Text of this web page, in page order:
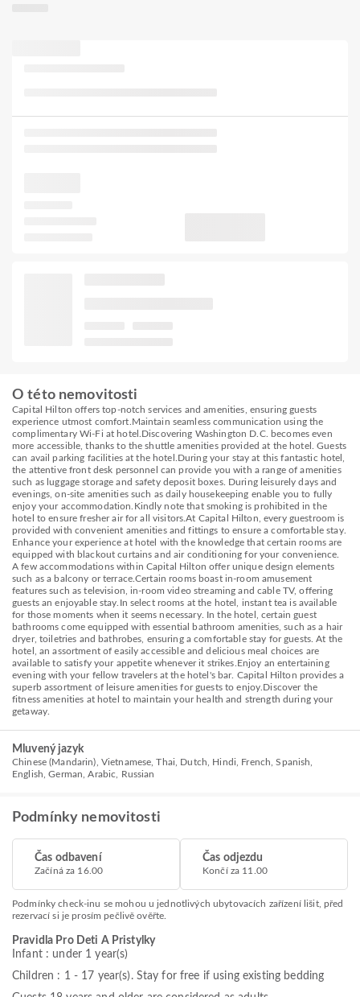
O této nemovitosti
Capital Hilton offers top-notch services and amenities, ensuring guests
experience utmost comfort.Maintain seamless communication using the
complimentary Wi-Fi at hotel.Discovering Washington D.C. becomes even
more accessible, thanks to the shuttle amenities provided at the hotel. Guests
can avail parking facilities at the hotel.During your stay at this fantastic hotel,
the attentive front desk personnel can provide you with a range of amenities
such as luggage storage and safety deposit boxes. During leisurely days and
evenings, on-site amenities such as daily housekeeping enable you to fully
enjoy your accommodation.Kindly note that smoking is prohibited in the
hotel to ensure fresher air for all visitors.At Capital Hilton, every guestroom is
provided with convenient amenities and fittings to ensure a comfortable stay.
Enhance your experience at hotel with the knowledge that certain rooms are
equipped with blackout curtains and air conditioning for your convenience.
A few accommodations within Capital Hilton offer unique design elements
such as a balcony or terrace.Certain rooms boast in-room amusement
features such as television, in-room video streaming and cable TV, offering
guests an enjoyable stay.In select rooms at the hotel, instant tea is available
for those moments when it seems necessary. In the hotel, certain guest
bathrooms come equipped with essential bathroom amenities, such as a hair
dryer, toiletries and bathrobes, ensuring a comfortable stay for guests. At the
hotel, an assortment of easily accessible and delicious meal choices are
available to satisfy your appetite whenever it strikes.Enjoy an entertaining
evening with your fellow travelers at the hotel's bar. Capital Hilton provides a
superb assortment of leisure amenities for guests to enjoy.Discover the
fitness amenities at hotel to maintain your health and strength during your
getaway.
Mluvený jazyk
Chinese (Mandarin), Vietnamese, Thai, Dutch, Hindi, French, Spanish,
English, German, Arabic, Russian
Podmínky nemovitosti
Čas odbavení
Začíná za 16.00
Čas odjezdu
Končí za 11.00
Podmínky check-inu se mohou u jednotlivých ubytovacích zařízení lišit, před
rezervací si je prosím pečlivě ověřte.
Pravidla Pro Deti A Pristylky
Infant : under 1 year(s)
Children : 1 - 17 year(s). Stay for free if using existing bedding